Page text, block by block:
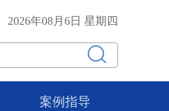
2026年08月6日 星期四
案例指导